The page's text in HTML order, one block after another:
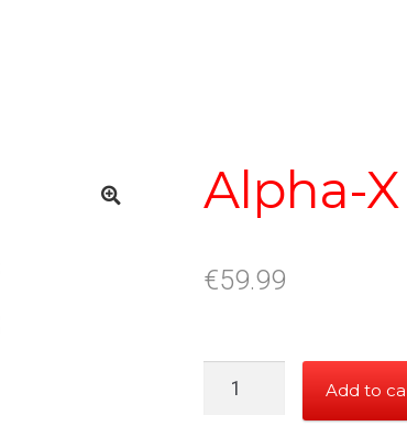
Alpha-X
€59.99
Add to